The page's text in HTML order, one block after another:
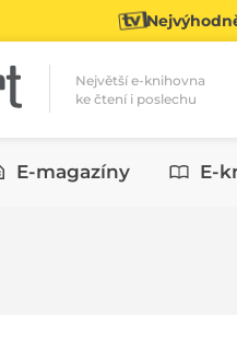
Největší e-knihovna
ke čtení i poslechu
E-magazíny E-